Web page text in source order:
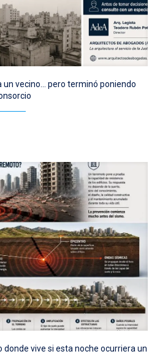
un vecino… pero terminó poniendo
donde vive si esta noche ocurriera un